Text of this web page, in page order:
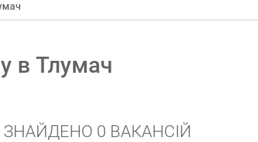
в Тлумач
ЗНАЙДЕНО 0 ВАКАНСІЙ